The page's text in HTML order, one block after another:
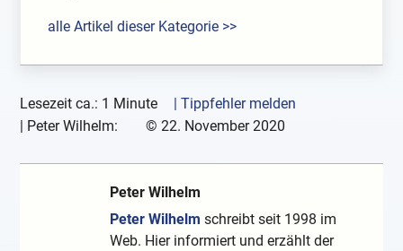
alle Artikel dieser Kategorie >>
Lesezeit ca.: 1 Minute
| Tippfehler melden
Peter Wilhelm: © 22. November 2020
Peter Wilhelm
Peter Wilhelm schreibt seit 1998 im
Web. Hier informiert und erzählt der